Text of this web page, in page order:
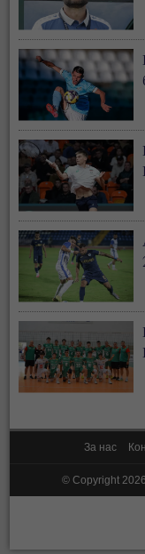
За нас
© Copyright 2026